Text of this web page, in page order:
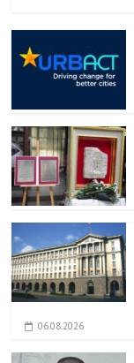
06.08.2026